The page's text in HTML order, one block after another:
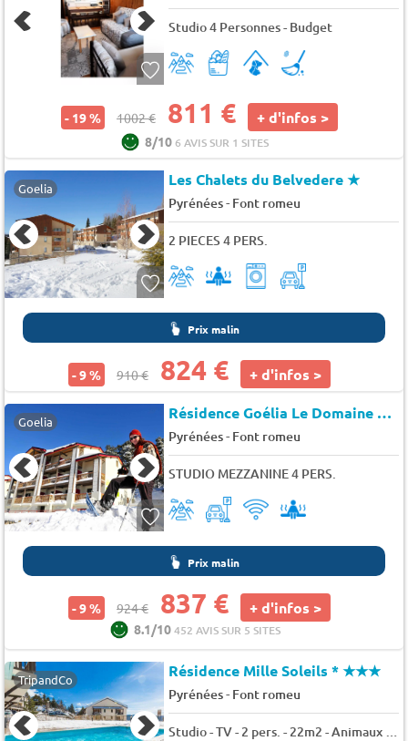
Studio 4 Personnes - Budget
- 19 % 1002 € 811 € + d'infos >
8/106 AVIS SUR 1 SITES
Goelia Les Chalets du Belvedere★
Pyrénées- Font romeu
2 PIECES 4 PERS.
Prix malin
- 9 % 910 € 824 € + d'infos >
Goelia Résidence Goélia Le Domaine de Castella
Pyrénées- Font romeu
STUDIO MEZZANINE 4 PERS.
Prix malin
- 9 % 924 € 837 € + d'infos >
8.1/10452 AVIS SUR 5 SITES
TripandCo Résidence Mille Soleils *★★★
Pyrénées- Font romeu
Studio - TV - 2 pers. - 22m2 - Animaux admis